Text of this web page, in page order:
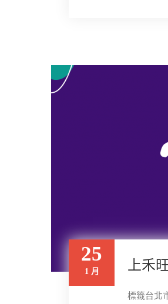
25
1 月 上禾旺
標籤台北